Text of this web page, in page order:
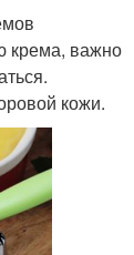
крема, важно
кожи.